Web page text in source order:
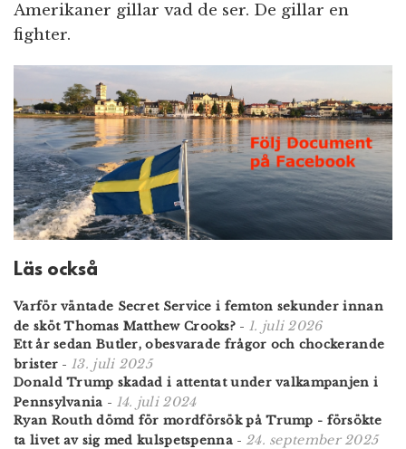
Amerikaner gillar vad de ser. De gillar en
fighter.
Läs också
Varför väntade Secret Service i femton sekunder innan
de sköt Thomas Matthew Crooks? - 1. juli 2026
Ett år sedan Butler, obesvarade frågor och chockerande
brister - 13. juli 2025
Donald Trump skadad i attentat under valkampanjen i
Pennsylvania - 14. juli 2024
Ryan Routh dömd för mordförsök på Trump - försökte
ta livet av sig med kulspetspenna- 24. september 2025